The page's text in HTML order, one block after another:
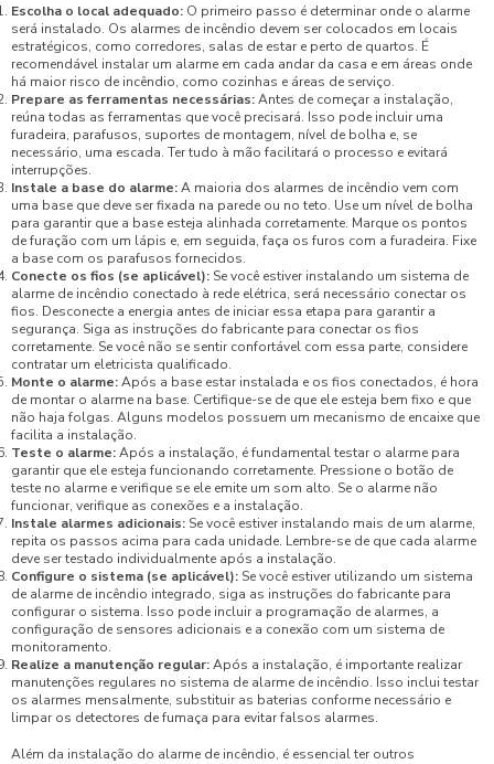
Escolha o local adequado: O primeiro passo é determinar onde o alarme
será instalado. Os alarmes de incêndio devem ser colocados em locais
estratégicos, como corredores, salas de estar e perto de quartos. É
recomendável instalar um alarme em cada andar da casa e em áreas onde
há maior risco de incêndio, como cozinhas e áreas de serviço.
Prepare as ferramentas necessárias:Antes de começar a instalação,
reúna todas as ferramentas que você precisará. Isso pode incluir uma
furadeira, parafusos, suportes de montagem, nível de bolha e, se
necessário, uma escada. Ter tudo à mão facilitará o processo e evitará
interrupções.
Instale a base do alarme:A maioria dos alarmes de incêndio vem com
uma base que deve ser fixada na parede ou no teto. Use um nível de bolha
para garantir que a base esteja alinhada corretamente. Marque os pontos
de furação com um lápis e, em seguida, faça os furos com a furadeira. Fixe
a base com os parafusos fornecidos.
Conecte os fios (se aplicável): Se você estiver instalando um sistema de
alarme de incêndio conectado à rede elétrica, será necessário conectar os
fios. Desconecte a energia antes de iniciar essa etapa para garantir a
segurança. Siga as instruções do fabricante para conectar os fios
corretamente. Se você não se sentir confortável com essa parte, considere
contratar um eletricista qualificado.
Monte o alarme:Após a base estar instalada e os fios conectados, é hora
de montar o alarme na base. Certifique-se de que ele esteja bem fixo e que
não haja folgas. Alguns modelos possuem um mecanismo de encaixe que
facilita a instalação.
Teste o alarme:Após a instalação, é fundamental testar o alarme para
garantir que ele esteja funcionando corretamente. Pressione o botão de
teste no alarme e verifique se ele emite um som alto. Se o alarme não
funcionar, verifique as conexões e a instalação.
Instale alarmes adicionais: Se você estiver instalando mais de um alarme,
repita os passos acima para cada unidade. Lembre-se de que cada alarme
deve ser testado individualmente após a instalação.
Configure o sistema (se aplicável): Se você estiver utilizando um sistema
de alarme de incêndio integrado, siga as instruções do fabricante para
configurar o sistema. Isso pode incluir a programação de alarmes, a
configuração de sensores adicionais e a conexão com um sistema de
monitoramento.
Realize a manutenção regular:Após a instalação, é importante realizar
manutenções regulares no sistema de alarme de incêndio. Isso inclui testar
os alarmes mensalmente, substituir as baterias conforme necessário e
limpar os detectores de fumaça para evitar falsos alarmes.
Além da instalação do alarme de incêndio, é essencial ter outros